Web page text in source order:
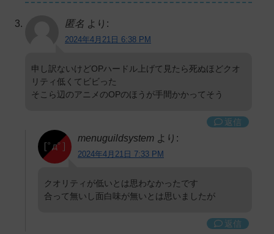
匿名 より:
2024年4月21日 6:38 PM
申し訳ないけどOPハードル上げて見たら死ぬほどクオ
リティ低くてビビった
そこら辺のアニメのOPのほうが手間かかってそう
返信
menuguildsystem より:
2024年4月21日 7:33 PM
クオリティが低いとは思わなかったです
合って無いし面白味が無いとは思いましたが
返信